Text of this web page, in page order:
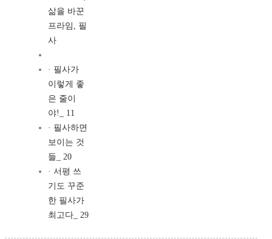
삶을 바꾼
프라임, 필
사
· 필사가
이렇게 좋
은 줄이
야!_ 11
· 필사하면
보이는 것
들_ 20
· 서평 쓰
기도 꾸준
한 필사가
최고다_ 29